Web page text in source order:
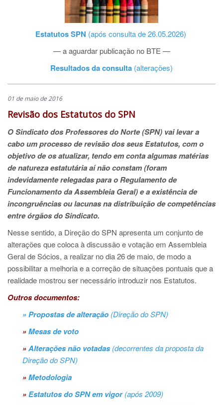
Estatutos SPN (após consulta de 26.05.2026)
— a aguardar publicação no BTE —
Resultados da consulta (alterações)
01 de maio de 2016
Revisão dos Estatutos do SPN
O Sindicato dos Professores do Norte (SPN) vai levar a
cabo um processo de revisão dos seus Estatutos, com o
objetivo de os atualizar, tendo em conta algumas matérias
de natureza estatutária aí não constam (foram
indevidamente relegadas para o Regulamento de
Funcionamento da Assembleia Geral) e a existência de
incongruências ou lacunas na distribuição de competências
entre órgãos do Sindicato.
Nesse sentido, a Direção do SPN apresenta um conjunto de
alterações que coloca à discussão e votação em Assembleia
Geral de Sócios, a realizar no dia 26 de maio, de modo a
possibilitar a melhoria e a correção de situações pontuais que a
realidade mostrou ser necessário introduzir nos Estatutos.
Outrosdocumentos:
» Propostas de alteração (Direção do SPN)
»Mesas de voto
»Alterações não votadas(decorrentes da proposta da
Direção do SPN)
»Metodologia
»Estatutos do SPN em vigor(após 2009)